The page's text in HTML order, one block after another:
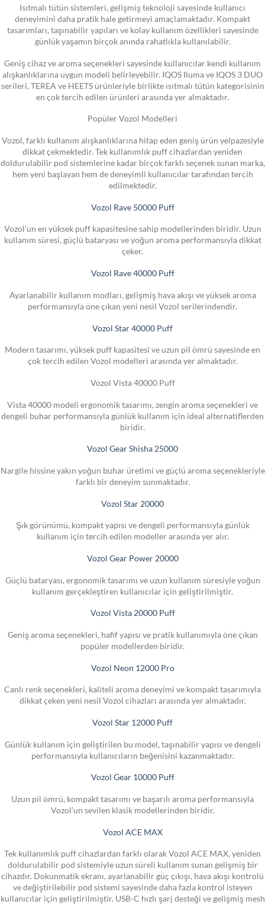
Isıtmalı tütün sistemleri, gelişmiş teknoloji sayesinde kullanıcı
deneyimini daha pratik hale getirmeyi amaçlamaktadır. Kompakt
tasarımları, taşınabilir yapıları ve kolay kullanım özellikleri sayesinde
günlük yaşamın birçok anında rahatlıkla kullanılabilir.
Geniş cihaz ve aroma seçenekleri sayesinde kullanıcılar kendi kullanım
alışkanlıklarına uygun modeli belirleyebilir. IQOS Iluma ve IQOS 3 DUO
serileri, TEREA ve HEETS ürünleriyle birlikte ısıtmalı tütün kategorisinin
en çok tercih edilen ürünleri arasında yer almaktadır.
Popüler Vozol Modelleri
Vozol, farklı kullanım alışkanlıklarına hitap eden geniş ürün yelpazesiyle
dikkat çekmektedir. Tek kullanımlık puff cihazlardan yeniden
doldurulabilir pod sistemlerine kadar birçok farklı seçenek sunan marka,
hem yeni başlayan hem de deneyimli kullanıcılar tarafından tercih
edilmektedir.
Vozol Rave 50000 Puff
Vozol’un en yüksek puff kapasitesine sahip modellerinden biridir. Uzun
kullanım süresi, güçlü bataryası ve yoğun aroma performansıyla dikkat
çeker.
Vozol Rave 40000 Puff
Ayarlanabilir kullanım modları, gelişmiş hava akışı ve yüksek aroma
performansıyla öne çıkan yeni nesil Vozol serilerindendir.
Vozol Star 40000 Puff
Modern tasarımı, yüksek puff kapasitesi ve uzun pil ömrü sayesinde en
çok tercih edilen Vozol modelleri arasında yer almaktadır.
Vozol Vista 40000 Puff
Vista 40000 modeli ergonomik tasarımı, zengin aroma seçenekleri ve
dengeli buhar performansıyla günlük kullanım için ideal alternatiflerden
biridir.
Vozol Gear Shisha 25000
Nargile hissine yakın yoğun buhar üretimi ve güçlü aroma seçenekleriyle
farklı bir deneyim sunmaktadır.
Vozol Star 20000
Şık görünümü, kompakt yapısı ve dengeli performansıyla günlük
kullanım için tercih edilen modeller arasında yer alır.
Vozol Gear Power 20000
Güçlü bataryası, ergonomik tasarımı ve uzun kullanım süresiyle yoğun
kullanım gerçekleştiren kullanıcılar için geliştirilmiştir.
Vozol Vista 20000 Puff
Geniş aroma seçenekleri, hafif yapısı ve pratik kullanımıyla öne çıkan
popüler modellerden biridir.
Vozol Neon 12000 Pro
Canlı renk seçenekleri, kaliteli aroma deneyimi ve kompakt tasarımıyla
dikkat çeken yeni nesil Vozol cihazları arasında yer almaktadır.
Vozol Star 12000 Puff
Günlük kullanım için geliştirilen bu model, taşınabilir yapısı ve dengeli
performansıyla kullanıcıların beğenisini kazanmaktadır.
Vozol Gear 10000 Puff
Uzun pil ömrü, kompakt tasarımı ve başarılı aroma performansıyla
Vozol’un sevilen klasik modellerinden biridir.
Vozol ACE MAX
Tek kullanımlık puff cihazlardan farklı olarak Vozol ACE MAX, yeniden
doldurulabilir pod sistemiyle uzun süreli kullanım sunan gelişmiş bir
cihazdır. Dokunmatik ekranı, ayarlanabilir güç çıkışı, hava akışı kontrolü
ve değiştirilebilir pod sistemi sayesinde daha fazla kontrol isteyen
kullanıcılar için geliştirilmiştir. USB-C hızlı şarj desteği ve gelişmiş mesh